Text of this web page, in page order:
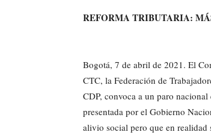
REFORMA TRIBUTARIA:
Bogotá, 7 de abril de 2021. El
CTC, la Federación de
CDP, convoca a un paro
presentada por el Gobierno
alivio social pero que en realidad